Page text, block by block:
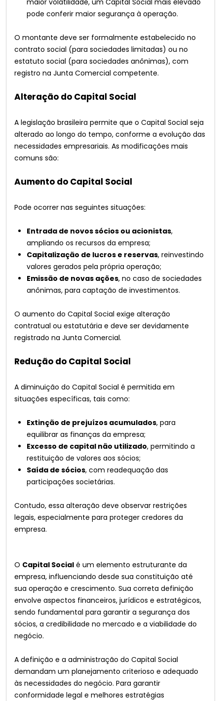
pode conferir maior segurança à operação.
O montante deve ser formalmente estabelecido no
contrato social (para sociedades limitadas) ou no
estatuto social (para sociedades anônimas), com
registro na Junta Comercial competente.
Alteração do Capital Social
A legislação brasileira permite que o Capital Social seja
alterado ao longo do tempo, conforme a evolução das
necessidades empresariais. As modificações mais
comuns são:
Aumento do Capital Social
Pode ocorrer nas seguintes situações:
Entrada de novos sócios ou acionistas,
ampliando os recursos da empresa;
Capitalização de lucros e reservas, reinvestindo
valores gerados pela própria operação;
Emissão de novas ações, no caso de sociedades
anônimas, para captação de investimentos.
O aumento do Capital Social exige alteração
contratual ou estatutária e deve ser devidamente
registrado na Junta Comercial.
Redução do Capital Social
A diminuição do Capital Social é permitida em
situações específicas, tais como:
Extinção de prejuízos acumulados, para
equilibrar as finanças da empresa;
Excesso de capital não utilizado, permitindo a
restituição de valores aos sócios;
Saída de sócios, com readequação das
participações societárias.
Contudo, essa alteração deve observar restrições
legais, especialmente para proteger credores da
empresa.
O Capital Social é um elemento estruturante da
empresa, influenciando desde sua constituição até
sua operação e crescimento. Sua correta definição
envolve aspectos financeiros, jurídicos e estratégicos,
sendo fundamental para garantir a segurança dos
sócios, a credibilidade no mercado e a viabilidade do
negócio.
A definição e a administração do Capital Social
demandam um planejamento criterioso e adequado
às necessidades do negócio. Para garantir
conformidade legal e melhores estratégias